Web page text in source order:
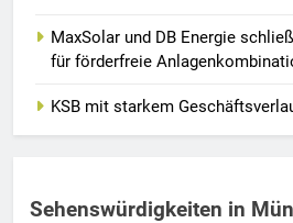
MaxSolar und DB Energie
für förderfreie
KSB mit starkem
Sehenswürdigkeiten in